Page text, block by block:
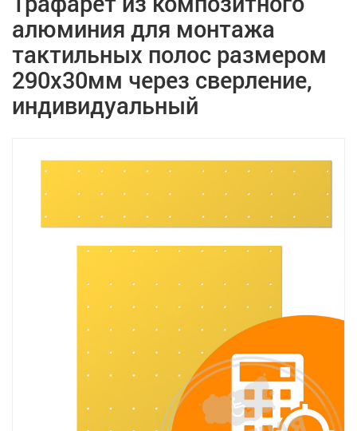
алюминия для монтажа
тактильных полос размером
290x30мм через сверление,
индивидуальный